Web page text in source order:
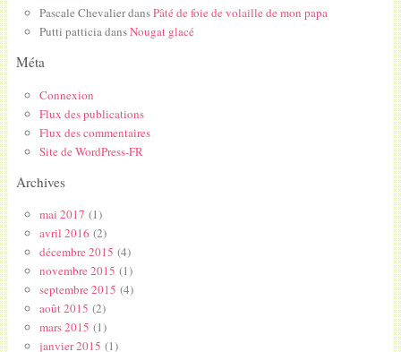
Pascale ChevalierdansPâté de foie de volaille de mon papa
Putti patticiadansNougat glacé
Méta
Connexion
Flux des publications
Flux des commentaires
Site de WordPress-FR
Archives
mai 2017 (1)
avril 2016 (2)
décembre 2015 (4)
novembre 2015 (1)
septembre 2015 (4)
août 2015 (2)
mars 2015 (1)
janvier 2015 (1)